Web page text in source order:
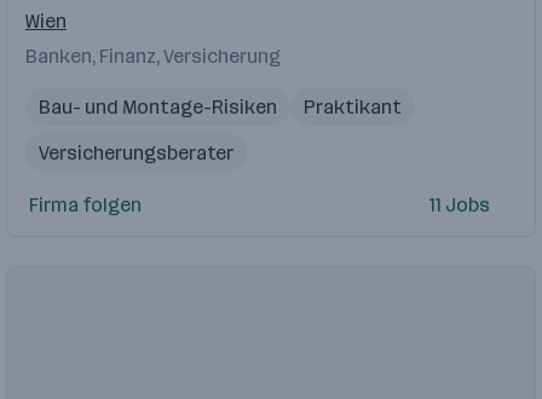
Wien
Banken, Finanz, Versicherung
Bau- und Montage-Risiken
Praktikant
Versicherungsberater
Interesse an neuen Technologien
Firma folgen 11 Jobs